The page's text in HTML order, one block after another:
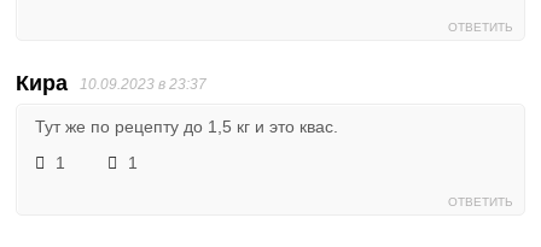
ОТВЕТИТЬ
Кира 10.09.2023 в 23:37
Тут же по рецепту до 1,5 кг и это квас.
1
1
ОТВЕТИТЬ